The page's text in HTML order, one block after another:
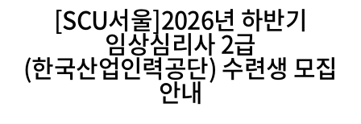
[SCU서울]2026년 하반기
임상심리사 2급
(한국산업인력공단) 수련생 모집
안내